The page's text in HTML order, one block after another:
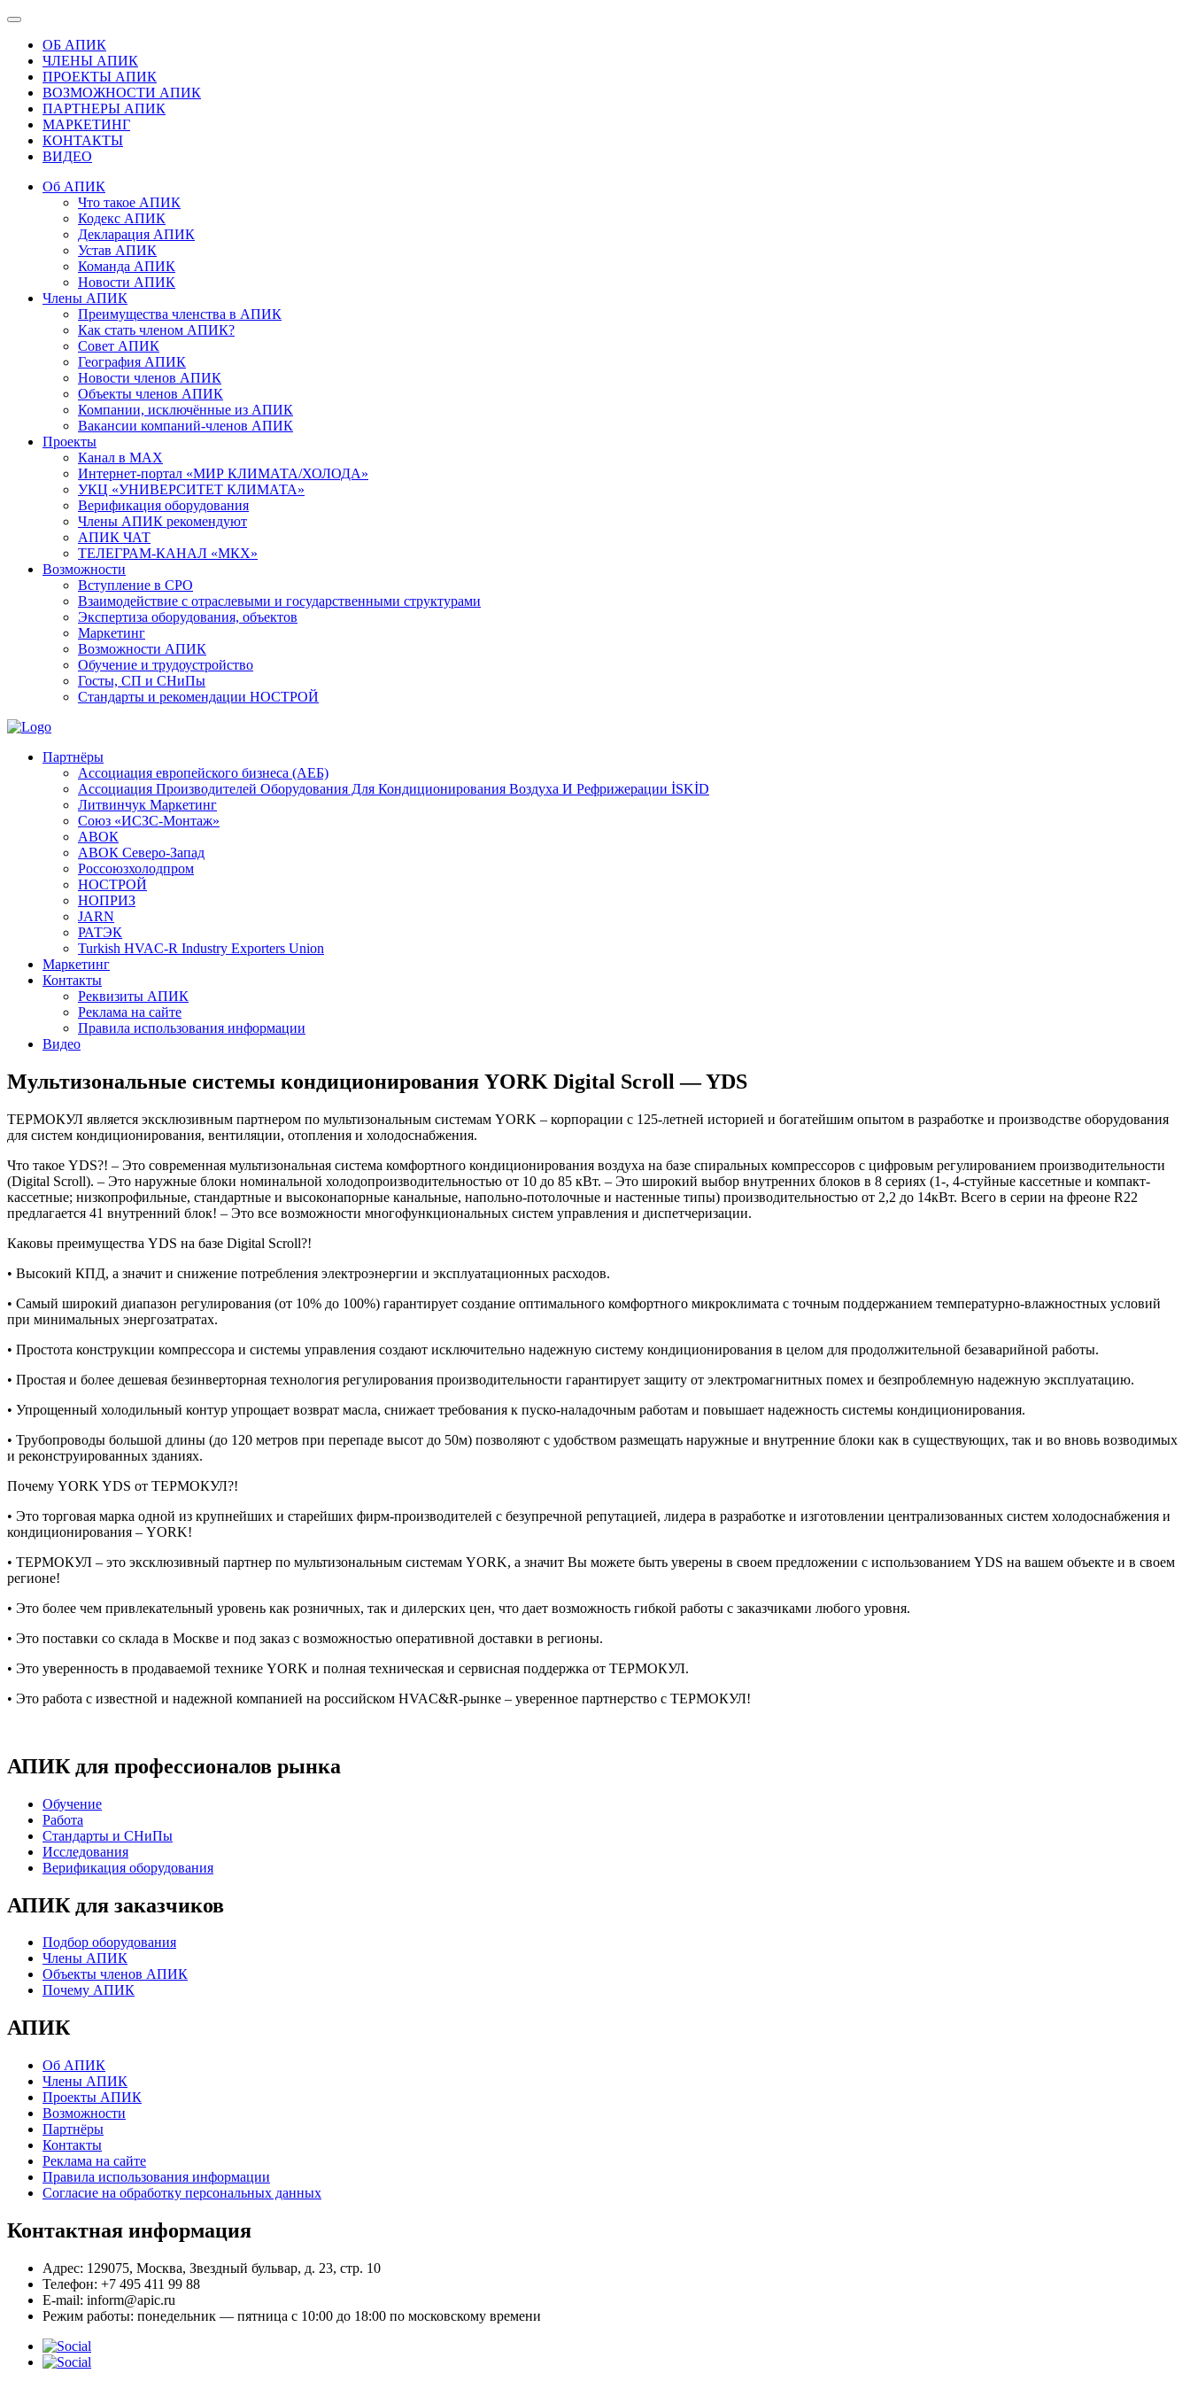
ОБ АПИК
ЧЛЕНЫ АПИК
ПРОЕКТЫ АПИК
ВОЗМОЖНОСТИ АПИК
ПАРТНЕРЫ АПИК
МАРКЕТИНГ
КОНТАКТЫ
ВИДЕО
Об АПИК
Что такое АПИК
Кодекс АПИК
Декларация АПИК
Устав АПИК
Команда АПИК
Новости АПИК
Члены АПИК
Преимущества членства в АПИК
Как стать членом АПИК?
Совет АПИК
География АПИК
Новости членов АПИК
Объекты членов АПИК
Компании, исключённые из АПИК
Вакансии компаний-членов АПИК
Проекты
Канал в MAX
Интернет-портал «МИР КЛИМАТА/ХОЛОДА»
УКЦ «УНИВЕРСИТЕТ КЛИМАТА»
Верификация оборудования
Члены АПИК рекомендуют
АПИК ЧАТ
ТЕЛЕГРАМ-КАНАЛ «МКХ»
Возможности
Вступление в СРО
Взаимодействие с отраслевыми и государственными структурами
Экспертиза оборудования, объектов
Маркетинг
Возможности АПИК
Обучение и трудоустройство
Госты, СП и СНиПы
Стандарты и рекомендации НОСТРОЙ
Партнёры
Ассоциация европейского бизнеса (АЕБ)
Aссоциация Производителей Оборудования Для Кондиционирования Воздуха И Рефрижерации İSKİD
Литвинчук Маркетинг
Союз «ИСЗС-Монтаж»
АВОК
АВОК Северо-Запад
Россоюзхолодпром
НОСТРОЙ
НОПРИЗ
JARN
РАТЭК
Turkish HVAC-R Industry Exporters Union
Маркетинг
Контакты
Реквизиты АПИК
Реклама на сайте
Правила использования информации
Видео
Мультизональные системы кондиционирования YORK Digital Scroll — YDS
ТЕРМОКУЛ является эксклюзивным партнером по мультизональным системам YORK – корпорации с 125-летней историей и богатейшим опытом в разработке и производстве оборудования
для систем кондиционирования, вентиляции, отопления и холодоснабжения.
Что такое YDS?! – Это современная мультизональная система комфортного кондиционирования воздуха на базе спиральных компрессоров с цифровым регулированием производительности
(Digital Scroll). – Это наружные блоки номинальной холодопроизводительностью от 10 до 85 кВт. – Это широкий выбор внутренних блоков в 8 сериях (1-, 4-стуйные кассетные и компакт-
кассетные; низкопрофильные, стандартные и высоконапорные канальные, напольно-потолочные и настенные типы) производительностью от 2,2 до 14кВт. Всего в серии на фреоне R22
предлагается 41 внутренний блок! – Это все возможности многофункциональных систем управления и диспетчеризации.
Каковы преимущества YDS на базе Digital Scroll?!
• Высокий КПД, а значит и снижение потребления электроэнергии и эксплуатационных расходов.
• Самый широкий диапазон регулирования (от 10% до 100%) гарантирует создание оптимального комфортного микроклимата с точным поддержанием температурно-влажностных условий
при минимальных энергозатратах.
• Простота конструкции компрессора и системы управления создают исключительно надежную систему кондиционирования в целом для продолжительной безаварийной работы.
• Простая и более дешевая безинверторная технология регулирования производительности гарантирует защиту от электромагнитных помех и безпроблемную надежную эксплуатацию.
• Упрощенный холодильный контур упрощает возврат масла, снижает требования к пуско-наладочным работам и повышает надежность системы кондиционирования.
• Трубопроводы большой длины (до 120 метров при перепаде высот до 50м) позволяют с удобством размещать наружные и внутренние блоки как в существующих, так и во вновь возводимых
и реконструированных зданиях.
Почему YORK YDS от ТЕРМОКУЛ?!
• Это торговая марка одной из крупнейших и старейших фирм-производителей с безупречной репутацией, лидера в разработке и изготовлении централизованных систем холодоснабжения и
кондиционирования – YORK!
• ТЕРМОКУЛ – это эксклюзивный партнер по мультизональным системам YORK, а значит Вы можете быть уверены в своем предложении с использованием YDS на вашем объекте и в своем
регионе!
• Это более чем привлекательный уровень как розничных, так и дилерских цен, что дает возможность гибкой работы с заказчиками любого уровня.
• Это поставки со склада в Москве и под заказ с возможностью оперативной доставки в регионы.
• Это уверенность в продаваемой технике YORK и полная техническая и сервисная поддержка от ТЕРМОКУЛ.
• Это работа с известной и надежной компанией на российском HVAC&R-рынке – уверенное партнерство с ТЕРМОКУЛ!
АПИК для профессионалов рынка
Обучение
Работа
Стандарты и СНиПы
Исследования
Верификация оборудования
АПИК для заказчиков
Подбор оборудования
Члены АПИК
Объекты членов АПИК
Почему АПИК
АПИК
Об АПИК
Члены АПИК
Проекты АПИК
Возможности
Партнёры
Контакты
Реклама на сайте
Правила использования информации
Согласие на обработку персональных данных
Контактная информация
Адрес: 129075, Москва, Звездный бульвар, д. 23, стр. 10
Телефон: +7 495 411 99 88
E-mail: inform@apic.ru
Режим работы: понедельник — пятница с 10:00 до 18:00 по московскому времени